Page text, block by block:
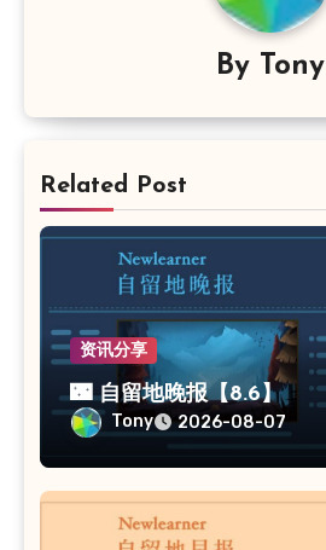
By Tony
Related Post
资讯分享
🌃 自留地晚报【8.6】
Tony 2026-08-07